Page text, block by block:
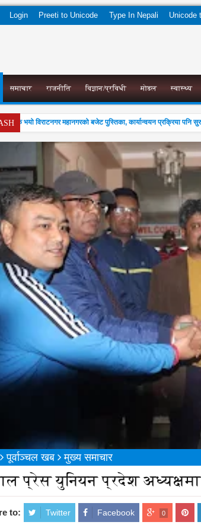
Login Preeti to Unicode Type In Nepali Unicode
समाचार राजनीति विज्ञान/प्रविधी मोडल स्वास्थ्य
भयो विराटनगर महानगरको बजेट पुस्तिका, कार्यान्वयन प्रक्रिया पनि सुरु
पूर्वाञ्चल खब मुख्य समाचार
प्रेस युनियन प्रदेश अध्यक्षमा
to: Twitter Facebook 0